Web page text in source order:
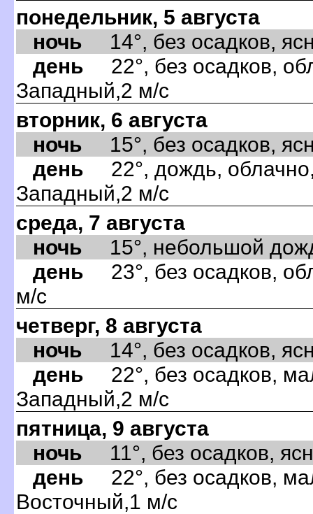
понедельник, 5 августа
ночь 14°, без осадков,
день 22°, без осадков,
Западный,2 м/с
вторник, 6 августа
ночь 15°, без осадков,
день 22°, дождь,
Западный,2 м/с
среда, 7 августа
ночь 15°, небольшой
день 23°, без осадков,
м/с
четверг, 8 августа
ночь 14°, без осадков,
день 22°, без осадков,
Западный,2 м/с
пятница, 9 августа
ночь 11°, без осадков,
день 22°, без осадков,
Восточный,1 м/с